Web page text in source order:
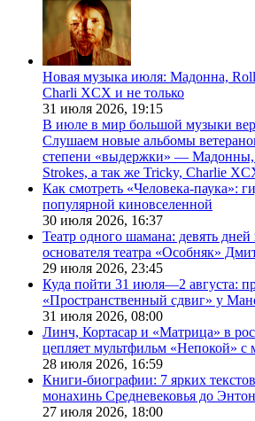
Новая музыка июля: Мадонна,
Charli XCX и не только
31 июля 2026, 19:15
В июле в мир большой музыки
Слушаем новые альбомы
степени «выдержки» — Мадонны,
Strokes, а так же Tricky, Charlie
Как смотреть «Человека-паука»:
популярной киновселенной
30 июля 2026, 16:37
Театр одного шамана: девять дней
основателя театра «Особняк»
29 июля 2026, 23:45
Куда пойти 31 июля—2 августа:
«Пространственный сдвиг» у
31 июля 2026, 08:00
Линч, Кортасар и «Матрица» в
цепляет мультфильм «Непокой» с
28 июля 2026, 16:59
Книги-биографии: 7 ярких
монахинь Средневековья до
27 июля 2026, 18:00